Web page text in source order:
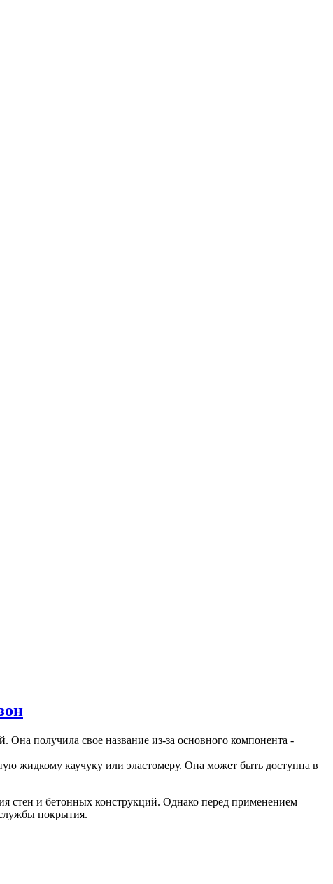
Она получила свое название из-за основного компонента -
жидкому каучуку или эластомеру. Она может быть доступна в
стен и бетонных конструкций. Однако перед применением
покрытия.